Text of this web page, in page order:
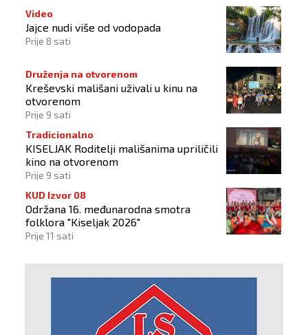
Video
Jajce nudi više od vodopada
Prije 8 sati
Druženja na otvorenom
Kreševski mališani uživali u kinu na
otvorenom
Prije 9 sati
Tradicionalno
KISELJAK Roditelji mališanima upriličili
kino na otvorenom
Prije 9 sati
KUD Izvor 08
Održana 16. međunarodna smotra
folklora "Kiseljak 2026"
Prije 11 sati